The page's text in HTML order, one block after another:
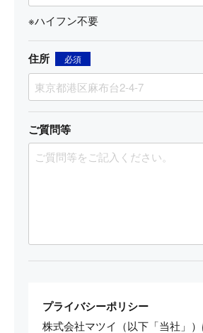
※ハイフン不要
住所 必須
ご質問等
プライバシーポリシー
株式会社マツイ（以下「当社」